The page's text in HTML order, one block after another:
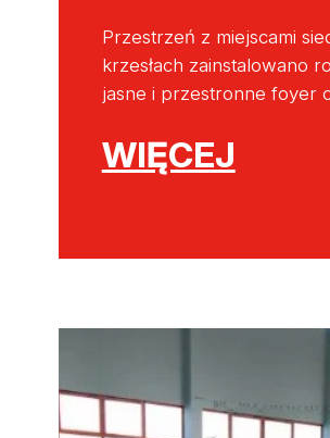
Przestrzeń z miejscami
krzesłach zainstalowano
jasne i przestronne foyer
WIĘCEJ